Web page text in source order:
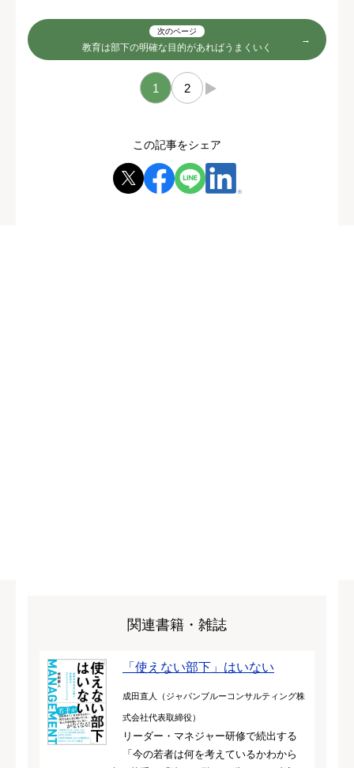
次のページ
教育は部下の明確な目的があればうまくいく
1 2 →
この記事をシェア
関連書籍・雑誌
「使えない部下」はいない
成田直人（ジャパンブルーコンサルティング株
式会社代表取締役）
リーダー・マネジャー研修で続出する
「今の若者は何を考えているかわから